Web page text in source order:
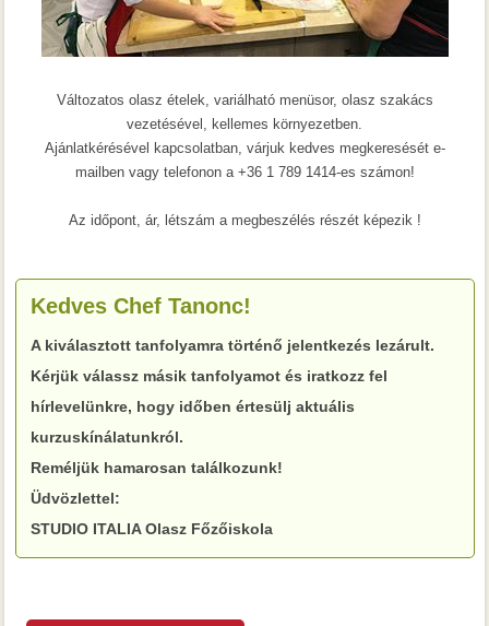
Változatos olasz ételek, variálható menüsor, olasz szakács
vezetésével, kellemes környezetben.
Ajánlatkérésével kapcsolatban, várjuk kedves megkeresését e-
mailben vagy telefonon a +36 1 789 1414-es számon!
Az időpont, ár, létszám a megbeszélés részét képezik !
Kedves Chef Tanonc!
A kiválasztott tanfolyamra történő jelentkezés lezárult.
Kérjük válassz másik tanfolyamot és iratkozz fel
hírlevelünkre, hogy időben értesülj aktuális
kurzuskínálatunkról.
Reméljük hamarosan találkozunk!
Üdvözlettel:
STUDIO ITALIA Olasz Főzőiskola